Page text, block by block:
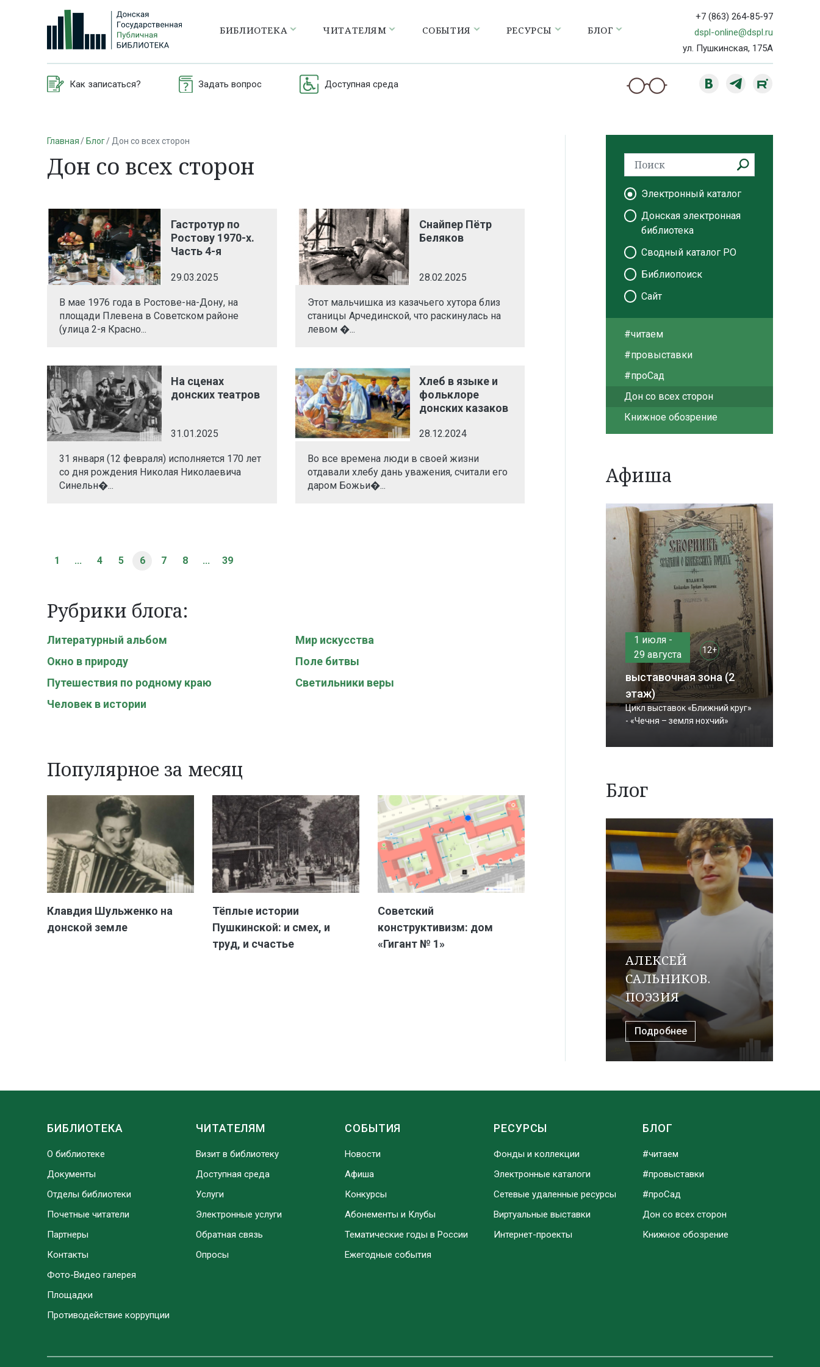
БИБЛИОТЕКА ЧИТАТЕЛЯМ СОБЫТИЯ РЕСУРСЫ БЛОГ
+7 (863) 264-85-97
dspl-online@dspl.ru
ул. Пушкинская, 175А
Как записаться? Задать вопрос Доступная среда
Главная Блог Дон со всех сторон
Дон со всех сторон
Гастротур по
Ростову 1970-х.
Часть 4-я
29.03.2025
В мае 1976 года в Ростове-на-Дону, на
площади Плевена в Советском районе
(улица 2-я Красно...
Снайпер Пётр
Беляков
28.02.2025
Этот мальчишка из казачьего хутора близ
станицы Арчединской, что раскинулась на
левом �...
На сценах
донских театров
31.01.2025
31 января (12 февраля) исполняется 170 лет
со дня рождения Николая Николаевича
Синельн�...
Хлеб в языке и
фольклоре
донских казаков
28.12.2024
Во все времена люди в своей жизни
отдавали хлебу дань уважения, считали его
даром Божьи�...
1 ... 4 5 6 7 8 ... 39
Рубрики блога:
Литературный альбом
Мир искусства
Окно в природу
Поле битвы
Путешествия по родному краю
Светильники веры
Человек в истории
Популярное за месяц
Клавдия Шульженко на
донской земле
Тёплые истории
Пушкинской: и смех, и
труд, и счастье
Советский
конструктивизм: дом
«Гигант № 1»
Электронный каталог
Донская электронная
библиотека
Сводный каталог РО
Библиопоиск
Сайт
#читаем
#провыставки
#проСад
Дон со всех сторон
Книжное обозрение
Афиша
1 июля -
29 августа
12+
выставочная зона (2
этаж)
Цикл выставок «Ближний круг»
- «Чечня – земля нохчий»
Блог
АЛЕКСЕЙ
САЛЬНИКОВ.
ПОЭЗИЯ
Подробнее
БИБЛИОТЕКА
О библиотеке
Документы
Отделы библиотеки
Почетные читатели
Партнеры
Контакты
Фото-Видео галерея
Площадки
Противодействие коррупции
ЧИТАТЕЛЯМ
Визит в библиотеку
Доступная среда
Услуги
Электронные услуги
Обратная связь
Опросы
СОБЫТИЯ
Новости
Афиша
Конкурсы
Абонементы и Клубы
Тематические годы в России
Ежегодные события
РЕСУРСЫ
Фонды и коллекции
Электронные каталоги
Сетевые удаленные ресурсы
Виртуальные выставки
Интернет-проекты
БЛОГ
#читаем
#провыставки
#проСад
Дон со всех сторон
Книжное обозрение